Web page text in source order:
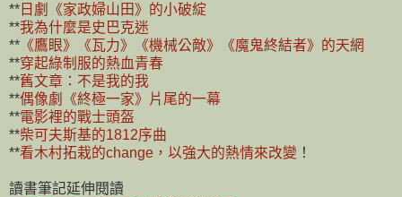
** 日劇《家政婦山田》的小破綻
**我為什麼是史巴克迷
** 《鷹眼》《瓦力》《機械公敵》《魔鬼終結者》的天網
**穿起綠制服的熱血青春
**舊文章：不是我的我
**偶像劇《終極一家》片尾的一幕
**電影裡的戰士頭盔
**柴可夫斯基的1812序曲
**看木村拓栽的change，以強大的熱情來改變 ！
讀書筆記延伸閱讀